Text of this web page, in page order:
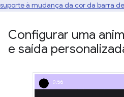
suporte à mudança da cor da barra
Configurar uma
e saída